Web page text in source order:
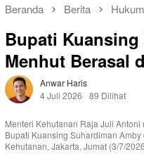
Beranda Berita Hukum
Bupati
Menhut Berasal
Anwar Haris
4 Juli 2026
89 Dilihat
Menteri Kehutanan Raja Juli
Bupati Kuansing Suhardiman
Kehutanan, Jakarta, Jumat (3/7/